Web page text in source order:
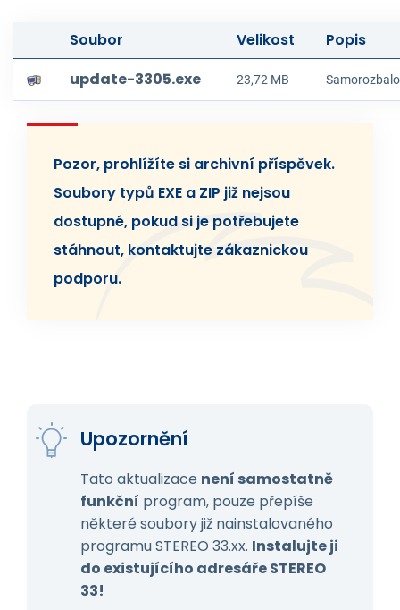
Soubor Velikost
Popis
update-3305.exe
23,72 MB
Pozor, prohlížíte si archivní příspěvek.
Soubory typů EXE a ZIP již nejsou
dostupné, pokud si je potřebujete
stáhnout, kontaktujte zákaznickou
podporu.
Upozornění
Tato aktualizace není samostatně
funkční program, pouze přepíše
některé soubory již nainstalovaného
programu STEREO 33.xx. Instalujte ji
do existujícího adresáře STEREO
33!